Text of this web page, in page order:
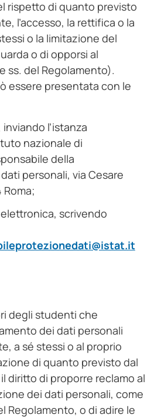
rispetto di quanto previsto
l’accesso, la rettifica o la
o la limitazione del
o di opporsi al
ss. del Regolamento).
essere presentata con le
l’istanza
nazionale di
della
personali, via Cesare
Roma;
scrivendo
degli studenti che
dei dati personali
a sé stessi o al proprio
di quanto previsto dal
diritto di proporre reclamo al
dei dati personali, come
Regolamento, o di adire le